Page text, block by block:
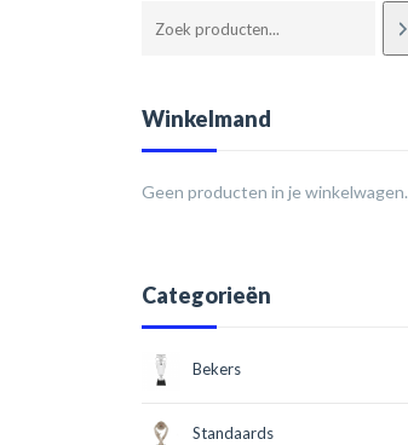
Winkelmand
Geen producten in je winkelwagen.
Categorieën
Bekers
Standaards